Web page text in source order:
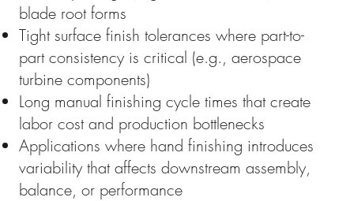
blade root forms
Tight surface finish tolerances where part-to-
part consistency is critical (e.g., aerospace
turbine components)
Long manual finishing cycle times that create
labor cost and production bottlenecks
Applications where hand finishing introduces
variability that affects downstream assembly,
balance, or performance